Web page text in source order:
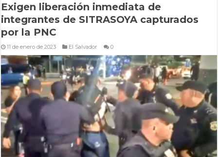
Exigen liberación inmediata de
integrantes de SITRASOYA capturados
por la PNC
11 de enero de 2023 El Salvador 0